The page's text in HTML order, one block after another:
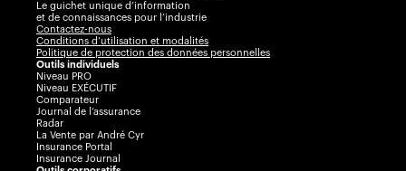
Le guichet unique d’information
et de connaissances pour l’industrie
Contactez-nous
Conditions d’utilisation et modalités
Politique de protection des données personnelles
Outils individuels
Niveau PRO
Niveau EXÉCUTIF
Comparateur
Journal de l’assurance
Radar
La Vente par André Cyr
Insurance Portal
Insurance Journal